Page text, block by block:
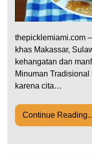
thepicklemiami.com
khas Makassar,
kehangatan dan
Minuman
karena cita…
Continue